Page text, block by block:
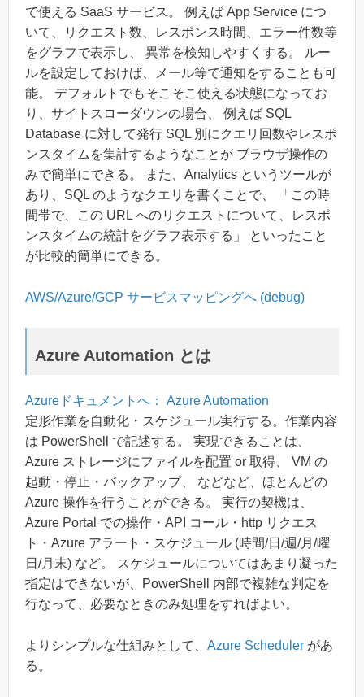
で使える SaaS サービス。 例えば App Service につ
いて、リクエスト数、レスポンス時間、エラー件数等
をグラフで表示し、 異常を検知しやすくする。 ルー
ルを設定しておけば、メール等で通知をすることも可
能。 デフォルトでもそこそこ使える状態になってお
り、サイトスローダウンの場合、 例えば SQL
Database に対して発行 SQL 別にクエリ回数やレスポ
ンスタイムを集計するようなことが ブラウザ操作の
みで簡単にできる。 また、Analytics というツールが
あり、SQL のようなクエリを書くことで、 「この時
間帯で、この URL へのリクエストについて、レスポ
ンスタイムの統計をグラフ表示する」 といったこと
が比較的簡単にできる。
AWS/Azure/GCP サービスマッピングへ (debug)
Azure Automation とは
Azureドキュメントへ： Azure Automation
定形作業を自動化・スケジュール実行する。作業内容
は PowerShell で記述する。 実現できることは、
Azure ストレージにファイルを配置 or 取得、 VM の
起動・停止・バックアップ、 などなど、ほとんどの
Azure 操作を行うことができる。 実行の契機は、
Azure Portal での操作・API コール・http リクエス
ト・Azure アラート・スケジュール (時間/日/週/月/曜
日/月末) など。 スケジュールについてはあまり凝った
指定はできないが、PowerShell 内部で複雑な判定を
行なって、必要なときのみ処理をすればよい。
よりシンプルな仕組みとして、 Azure Scheduler があ
る。